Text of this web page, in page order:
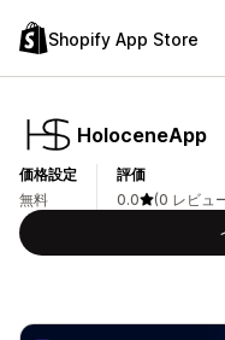
Shopify App Store
HoloceneApp
価格設定
無料
評価
0.0
(0 レビュ